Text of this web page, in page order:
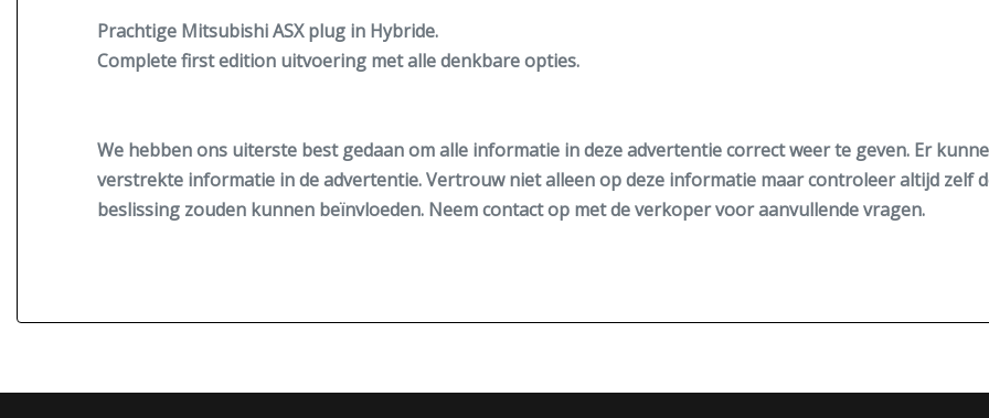
Prachtige Mitsubishi ASX plug in Hybride.
Complete first edition uitvoering met alle denkbare opties.
We hebben ons uiterste best gedaan om alle informatie in deze advertentie correct weer te geven. Er
verstrekte informatie in de advertentie. Vertrouw niet alleen op deze informatie maar controleer altijd zelf
beslissing zouden kunnen beïnvloeden. Neem contact op met de verkoper voor aanvullende vragen.